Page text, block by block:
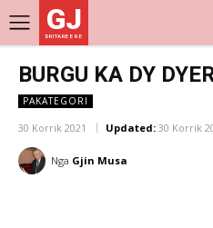
GJ
DRITARE E RE
BURGU KA DY
PAKATEGORI
30 Korrik 2021 Updated: 30 Korrik
Nga Gjin Musa